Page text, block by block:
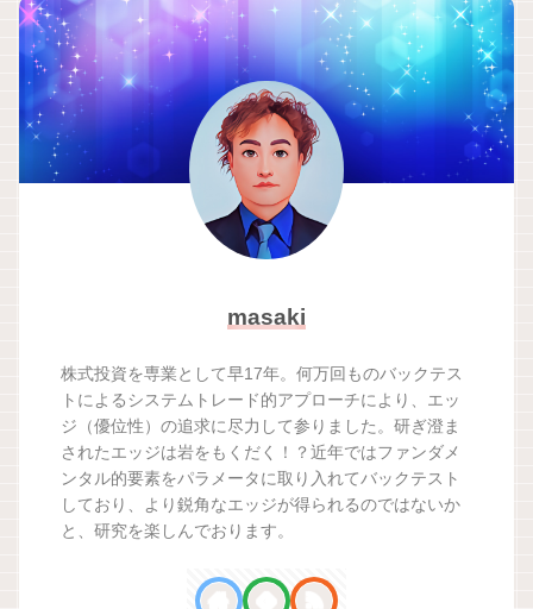
masaki
株式投資を専業として早17年。何万回ものバックテス
トによるシステムトレード的アプローチにより、エッ
ジ（優位性）の追求に尽力して参りました。研ぎ澄ま
されたエッジは岩をもくだく！？近年ではファンダメ
ンタル的要素をパラメータに取り入れてバックテスト
しており、より鋭角なエッジが得られるのではないか
と、研究を楽しんでおります。